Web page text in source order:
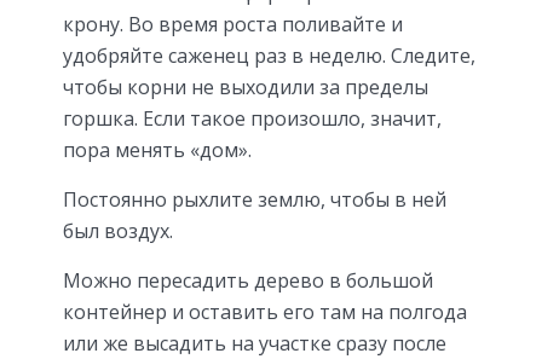
крону. Во время роста поливайте и
удобряйте саженец раз в неделю. Следите,
чтобы корни не выходили за пределы
горшка. Если такое произошло, значит,
пора менять «дом».
Постоянно рыхлите землю, чтобы в ней
был воздух.
Можно пересадить дерево в большой
контейнер и оставить его там на полгода
или же высадить на участке сразу после